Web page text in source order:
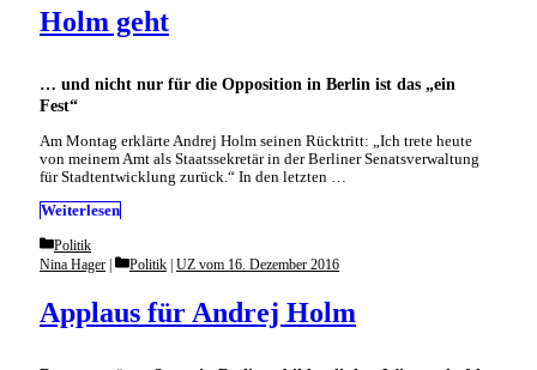
… und nicht nur für die Opposition in Berlin ist das „ein
Fest“
Holm geht
Am Montag erklärte Andrej Holm seinen Rücktritt: „Ich trete heute
von meinem Amt als Staatssekretär in der Berliner Senatsverwaltung
für Stadtentwicklung zurück.“ In den letzten …
Weiterlesen
Categories
Politik
Applaus für Andrej Holm
Nina Hager Categories
Politik | UZ vom 16. Dezember 2016